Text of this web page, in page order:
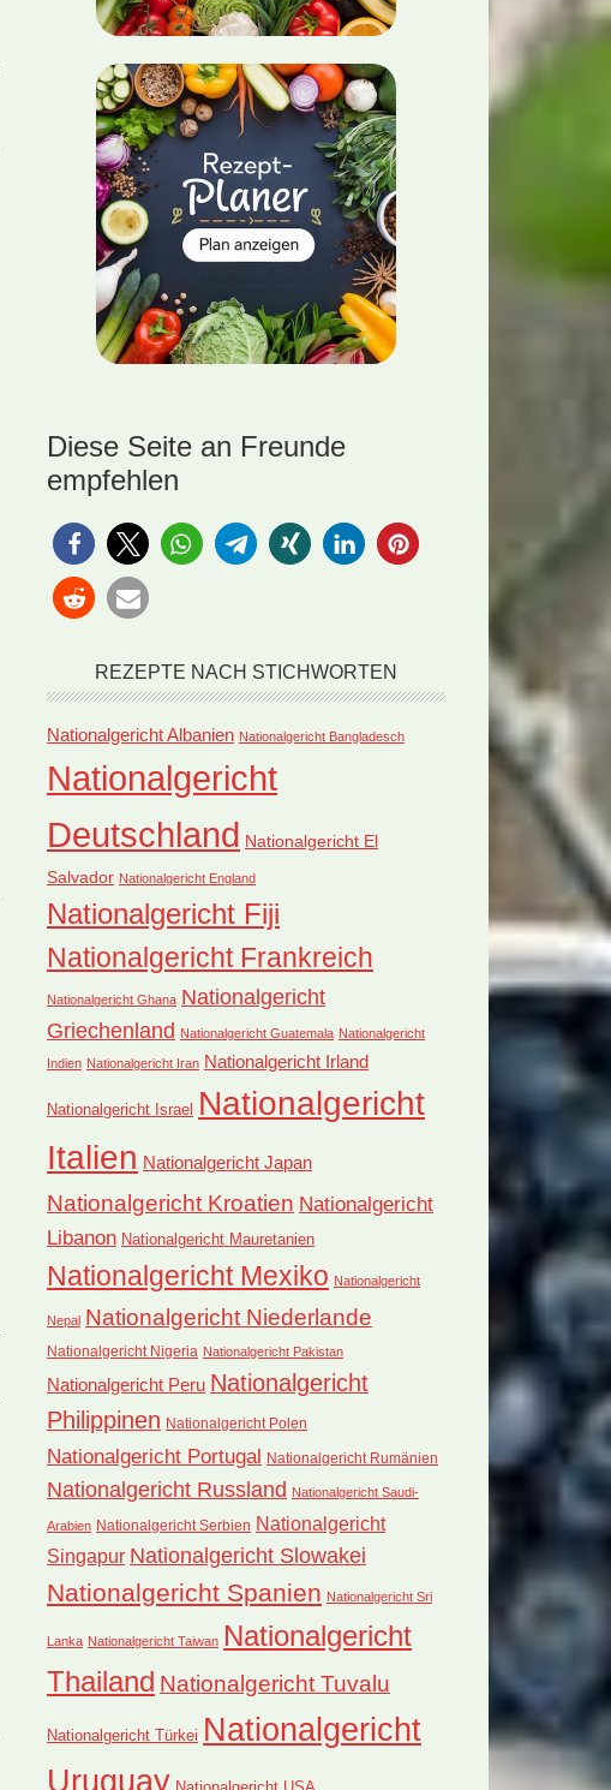
Diese Seite an Freunde
empfehlen
REZEPTE NACH STICHWORTEN
Nationalgericht Albanien Nationalgericht Bangladesch
Nationalgericht
Deutschland Nationalgericht El
Salvador Nationalgericht England
Nationalgericht Fiji
Nationalgericht Frankreich
Nationalgericht Ghana Nationalgericht
Griechenland Nationalgericht Guatemala Nationalgericht
Indien Nationalgericht Iran Nationalgericht Irland
Nationalgericht Israel Nationalgericht
Italien Nationalgericht Japan
Nationalgericht Kroatien Nationalgericht
Libanon Nationalgericht Mauretanien
Nationalgericht Mexiko Nationalgericht
Nepal Nationalgericht Niederlande
Nationalgericht Nigeria Nationalgericht Pakistan
Nationalgericht Peru Nationalgericht
Philippinen Nationalgericht Polen
Nationalgericht Portugal Nationalgericht Rumänien
Nationalgericht Russland Nationalgericht Saudi-
Arabien Nationalgericht Serbien Nationalgericht
Singapur Nationalgericht Slowakei
Nationalgericht Spanien Nationalgericht Sri
Lanka Nationalgericht Taiwan Nationalgericht
Thailand Nationalgericht Tuvalu
Nationalgericht Türkei Nationalgericht
Uruguay